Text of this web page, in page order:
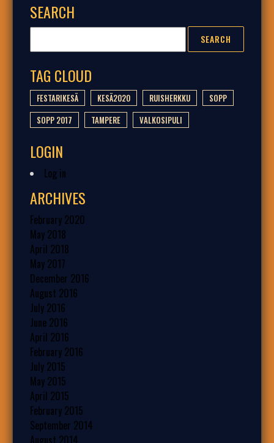
SEARCH
TAG CLOUD
FESTARIKESÄ KESÄ2020 RUISHERKKU
SOPP
SOPP 2017
TAMPERE VALKOSIPULI
LOGIN
Log in
ARCHIVES
February 2020
May 2018
April 2018
May 2017
December 2016
August 2016
July 2016
June 2016
April 2016
February 2016
July 2015
May 2015
April 2015
February 2015
September 2014
August 2014